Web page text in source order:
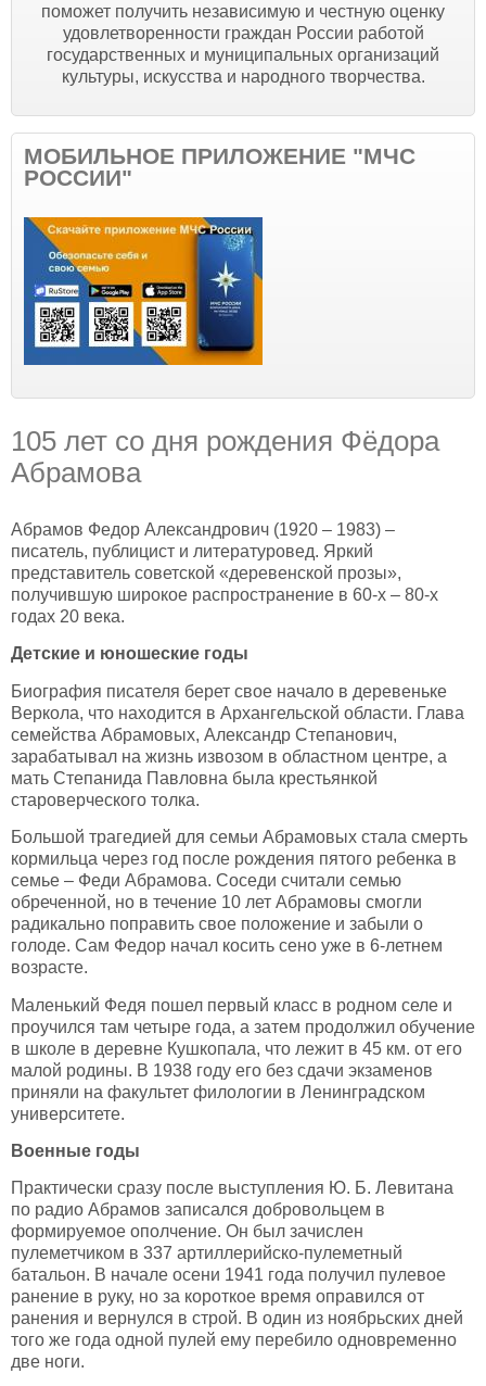
поможет получить независимую и честную оценку
удовлетворенности граждан России работой
государственных и муниципальных организаций
культуры, искусства и народного творчества.
МОБИЛЬНОЕ ПРИЛОЖЕНИЕ "МЧС
РОССИИ"
105 лет со дня рождения Фёдора
Абрамова
Абрамов Федор Александрович (1920 – 1983) –
писатель, публицист и литературовед. Яркий
представитель советской «деревенской прозы»,
получившую широкое распространение в 60-х – 80-х
годах 20 века.
Детские и юношеские годы
Биография писателя берет свое начало в деревеньке
Веркола, что находится в Архангельской области. Глава
семейства Абрамовых, Александр Степанович,
зарабатывал на жизнь извозом в областном центре, а
мать Степанида Павловна была крестьянкой
староверческого толка.
Большой трагедией для семьи Абрамовых стала смерть
кормильца через год после рождения пятого ребенка в
семье – Феди Абрамова. Соседи считали семью
обреченной, но в течение 10 лет Абрамовы смогли
радикально поправить свое положение и забыли о
голоде. Сам Федор начал косить сено уже в 6-летнем
возрасте.
Маленький Федя пошел первый класс в родном селе и
проучился там четыре года, а затем продолжил обучение
в школе в деревне Кушкопала, что лежит в 45 км. от его
малой родины. В 1938 году его без сдачи экзаменов
приняли на факультет филологии в Ленинградском
университете.
Военные годы
Практически сразу после выступления Ю. Б. Левитана
по радио Абрамов записался добровольцем в
формируемое ополчение. Он был зачислен
пулеметчиком в 337 артиллерийско-пулеметный
батальон. В начале осени 1941 года получил пулевое
ранение в руку, но за короткое время оправился от
ранения и вернулся в строй. В один из ноябрьских дней
того же года одной пулей ему перебило одновременно
две ноги.